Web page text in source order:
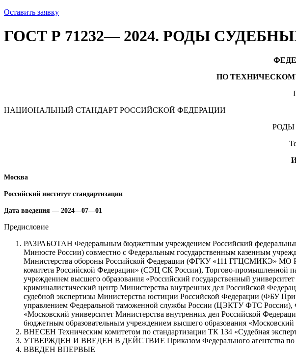
Оставить заявку
ГОСТ Р 71232— 2024. РОДЫ
ПО
НАЦИОНАЛЬНЫЙ СТАНДАРТ РОССИЙСКОЙ ФЕДЕРАЦИИ
РОДЫ
Москва
Российский институт стандартизации
Дата введения — 2024—07—01
Предисловие
РАЗРАБОТАН Федеральным бюджетным учреждением Российский
Минюсте России) совместно с Федеральным государственным казенным
Министерства обороны Российской Фе­дерации (ФГКУ «111 ГГЦСМИКЭ» МО
комитета Российской Федерации» (СЭЦ СК России), Торго­во-промышленной
учреждением высшего образования «Российский государственный
криминалистический центр Министерства внутренних дел Российской
судебной экспертизы Министерства юстиции Российской Федерации (ФБУ
управлением Федеральной таможенной службы Рос­сии (ЦЭКТУ ФТС России),
«Московский университет Министерства внутренних дел Российской
бюджетным образовательным учреждением высшего образования
ВНЕСЕН Техническим комитетом по стандартизации ТК 134 «Судебная
УТВЕРЖДЕН И ВВЕДЕН В ДЕЙСТВИЕ Приказом Федерального агентства по
ВВЕДЕН ВПЕРВЫЕ